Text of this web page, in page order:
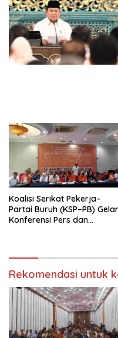
Penjajahan (Pergolakan
Ekonomi Politik Indonesia)
Simposium Nasional
Undang-Undang
Perekonomian Nasional dan
Kesejahteraan Sosial
Koalisi Serikat Pekerja–
Partai Buruh (KSP–PB) Gelar
Konferensi Pers dan
Rekomendasi untuk